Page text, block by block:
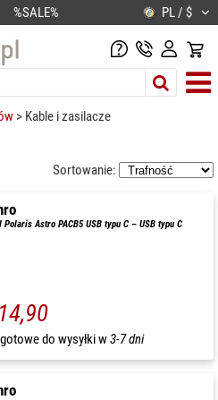
%SALE% PL / $
> Kable i zasilacze
Sortowanie:
Polaris Astro PACB5 USB typu C – USB typu C
gotowe do wysyłki w3-7 dni